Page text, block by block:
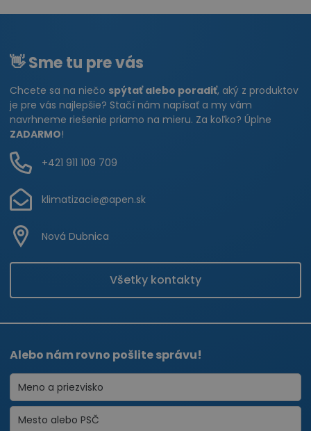
👋 Sme tu pre vás
Chcete sa na niečo spýtať alebo poradiť, aký z produktov
je pre vás najlepšie? Stačí nám napísať a my vám
navrhneme riešenie priamo na mieru. Za koľko? Úplne
ZADARMO!
+421 911 109 709
klimatizacie@apen.sk
Nová Dubnica
Všetky kontakty
Alebo nám rovno pošlite správu!